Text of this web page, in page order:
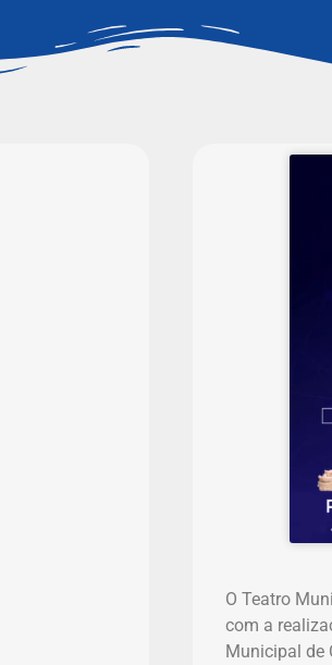
O Teatro
com a
Municipal de